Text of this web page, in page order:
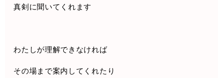
真剣に聞いてくれます
わたしが理解できなければ
その場まで案内してくれたり